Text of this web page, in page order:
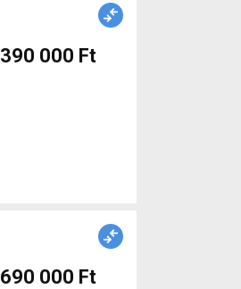
390 000 Ft
690 000 Ft